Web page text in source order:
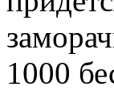
1000